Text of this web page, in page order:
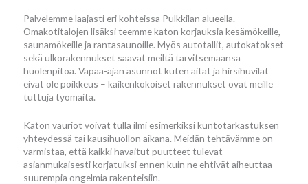
Palvelemme laajasti eri kohteissa Pulkkilan alueella.
Omakotitalojen lisäksi teemme katon korjauksia kesämökeille,
saunamökeille ja rantasaunoille. Myös autotallit, autokatokset
sekä ulkorakennukset saavat meiltä tarvitsemaansa
huolenpitoa. Vapaa-ajan asunnot kuten aitat ja hirsihuvilat
eivät ole poikkeus – kaikenkokoiset rakennukset ovat meille
tuttuja työmaita.
Katon vauriot voivat tulla ilmi esimerkiksi kuntotarkastuksen
yhteydessä tai kausihuollon aikana. Meidän tehtävämme on
varmistaa, että kaikki havaitut puutteet tulevat
asianmukaisesti korjatuiksi ennen kuin ne ehtivät aiheuttaa
suurempia ongelmia rakenteisiin.